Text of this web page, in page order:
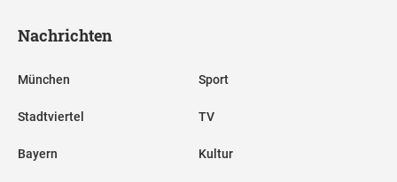
Nachrichten
München
Stadtviertel
Bayern
Sport
TV
Kultur